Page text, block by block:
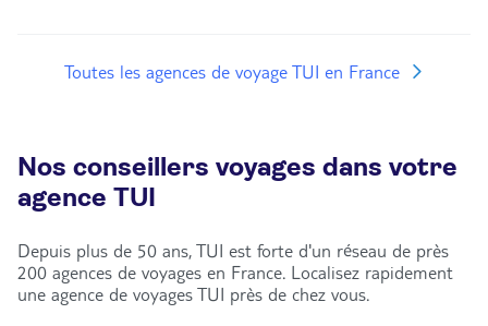
Toutes les agences de voyage TUI en France
Nos conseillers voyages dans votre
agence TUI
Depuis plus de 50 ans, TUI est forte d'un réseau de près
200 agences de voyages en France. Localisez rapidement
une agence de voyages TUI près de chez vous.